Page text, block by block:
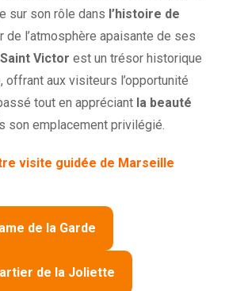
sur son rôle dans l’histoire de
de l’atmosphère apaisante de ses
Saint Victor est un trésor historique
offrant aux visiteurs l’opportunité
tout en appréciant la beauté
son emplacement privilégié.
visite guidée de Marseille
de la Garde
de la Joliette